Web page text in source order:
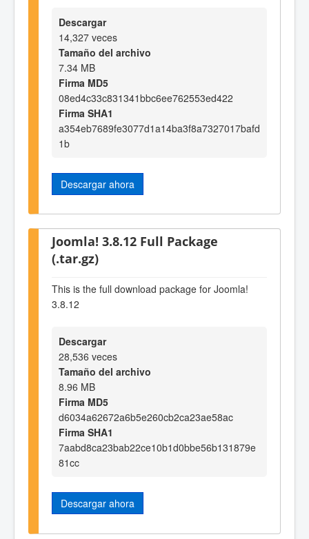
Descargar
14,327 veces
Tamaño del archivo
7.34 MB
Firma MD5
08ed4c33c831341bbc6ee762553ed422
Firma SHA1
a354eb7689fe3077d1a14ba3f8a7327017bafd
1b
Descargar ahora
Joomla! 3.8.12 Full Package
(.tar.gz)
This is the full download package for Joomla!
3.8.12
Descargar
28,536 veces
Tamaño del archivo
8.96 MB
Firma MD5
d6034a62672a6b5e260cb2ca23ae58ac
Firma SHA1
7aabd8ca23bab22ce10b1d0bbe56b131879e
81cc
Descargar ahora